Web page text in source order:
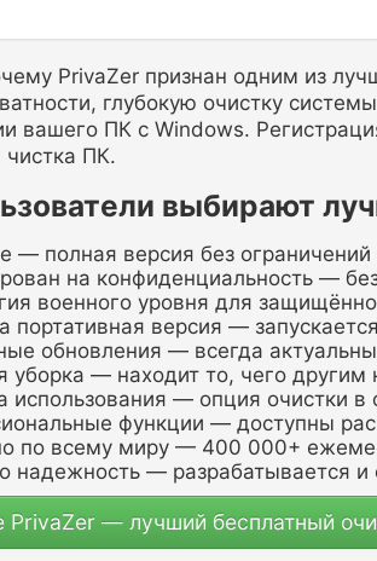
PrivaZer признан одним из
глубокую очистку
вашего ПК с Windows.
чистка ПК.
выбирают
— полная версия без ограничений
на конфиденциальность —
военного уровня для
портативная версия —
обновления — всегда
уборка — находит то, чего другим
использования — опция очистки в
функции — доступны
по всему миру — 400 000+
надежность — разрабатывается и
PrivaZer — лучший бесплатный